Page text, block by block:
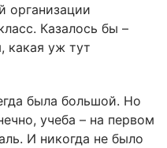
организации
Казалось бы –
какая уж тут
была большой. Но
учеба – на первом
И никогда не было